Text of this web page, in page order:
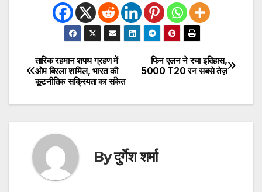
Post
navigation
फिन एलन ने रचा इतिहास,
5000 T20 रन सबसे तेज़
तारिक रहमान शपथ ग्रहण में
ओम बिरला शामिल, भारत की
कूटनीतिक सक्रियता का संकेत
Byदुर्गेश शर्मा